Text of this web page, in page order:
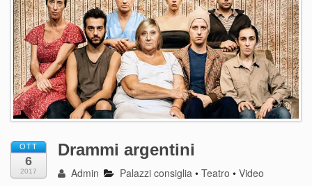
OTT
6
2017
Drammi argentini
Admin Palazzi consiglia •Teatro •Video